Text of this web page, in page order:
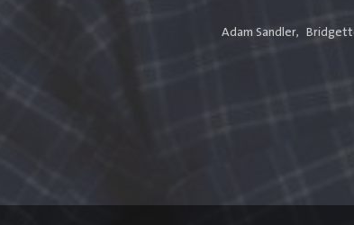
Adam Sandler,